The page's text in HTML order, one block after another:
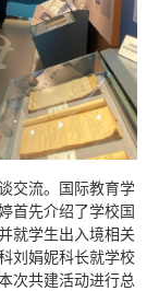
交流。国际教育学
首先介绍了学校国
就学生出入境相关
刘娟妮科长就学校
次共建活动进行总